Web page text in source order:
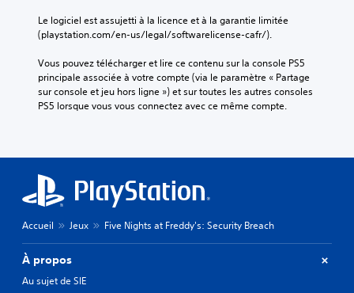
Le logiciel est assujetti à la licence et à la garantie limitée
(playstation.com/en-us/legal/softwarelicense-cafr/).
Vous pouvez télécharger et lire ce contenu sur la console PS5
principale associée à votre compte (via le paramètre « Partage
sur console et jeu hors ligne ») et sur toutes les autres consoles
PS5 lorsque vous vous connectez avec ce même compte.
Accueil Jeux Five Nights at Freddy's: Security Breach
À propos
Au sujet de SIE